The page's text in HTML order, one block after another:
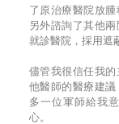
了原治療醫院放
另外諮詢了其他
就診醫院，採用遮
儘管我很信任我
他醫師的醫療建議
多一位軍師給我
心。